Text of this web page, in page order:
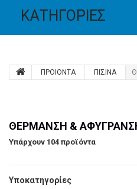
ΚΑΤΗΓΟΡΊΕΣ
ΠΡΟΙΟΝΤΑ ΠΙΣΙΝΑ
ΘΈΡΜΑΝΣΗ &
Υπάρχουν 104 προϊόντα
Υποκατηγορίες